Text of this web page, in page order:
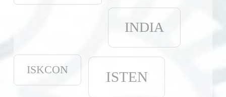
INDIA
ISKCON ISTEN